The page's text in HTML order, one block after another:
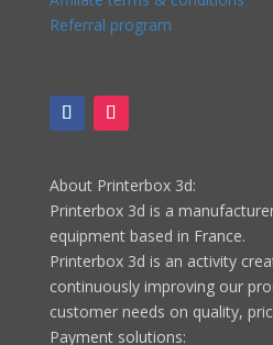
Referral program
About Printerbox 3d:
Printerbox 3d is a
equipment based in France.
Printerbox 3d is an activity
continuously improving our
customer needs on quality,
Payment solutions: